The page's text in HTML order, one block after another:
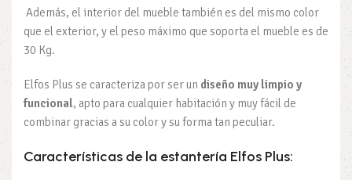
Además, el interior del mueble también es del mismo color
que el exterior, y el peso máximo que soporta el mueble es de
30 Kg.
Elfos Plus se caracteriza por ser un diseño muy limpio y
funcional, apto para cualquier habitación y muy fácil de
combinar gracias a su color y su forma tan peculiar.
Características de la estantería Elfos Plus: